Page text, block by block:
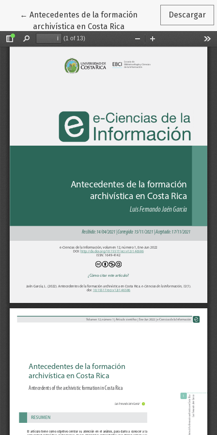
←Volver a los detalles del artículo
Antecedentes de la formación
archivística en Costa Rica
Descargar